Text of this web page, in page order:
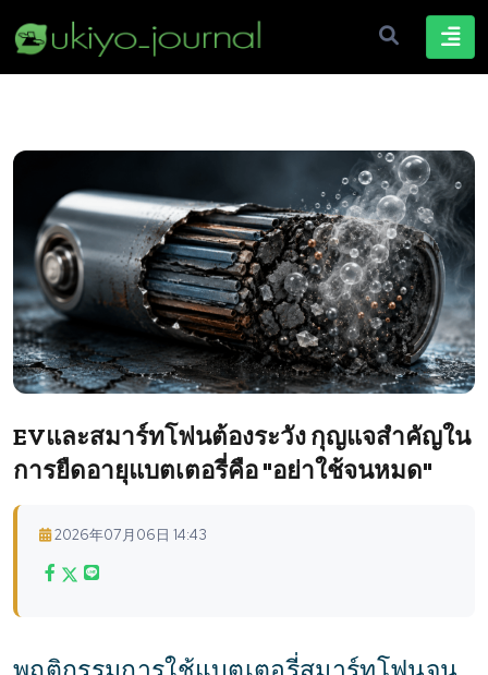
EVและสมาร์ทโฟนต้องระวัง กุญแจสำคัญใน
การยืดอายุแบตเตอรี่คือ "อย่าใช้จนหมด"
2026年07月06日 14:43